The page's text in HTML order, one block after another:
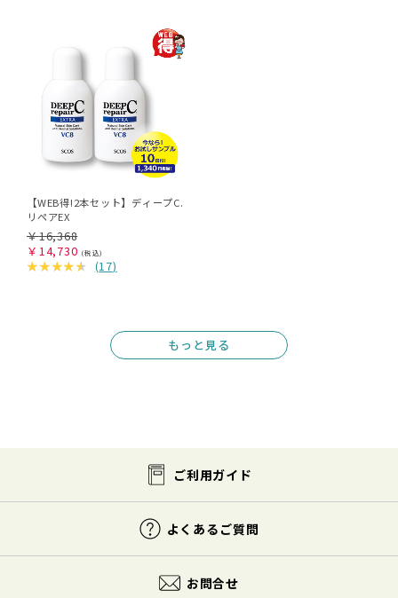
【WEB得!2本セット】ディープC.
リペアEX
￥16,368
￥ 14,730
(17)
もっと見る
ご利用ガイド
よくあるご質問
お問合せ